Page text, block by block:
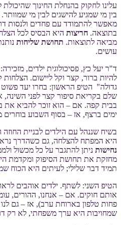
עלינו לחקוק בהנחלת החינוך
בין מי שמגיע להישגים לבין מי שמוותר.
מאפשר להתמודד עם פחדים ולנסות
בתוצאה. חריצות היא הבסיס לכל
מביאה לתוצאות. תחושת שליחות
עושים.
ד"ר יעל כץ, פסיכולוגית ילדים,
להיות ברור, קצר וקל ליישום.
גדולה" הטיפ הראשון: בחרו יעד
שלם בקריאת סיפור קצר לפני השינה,
בבית קפה. אם – הוא זוכר להביא את
ימים ברצף, אז – בסוף השבוע
בשיח שננהל עם הילדים לבניית
היא המפתח להצלחה, גם כשהדרך
נחישות ניתן להתגבר על כל מכשול
מחזקת את תחושת הסיפוק ומקדמת
תמיד דבר שלילי; לעיתים היא הכוח
הטיפ השני: לשתף. ילדים אוהבים
אותם חוקים. אם – אנחנו, ההורים,
פחות טלפון בארוחת ערב), אז – גם לנו
שמחויבות היא ערך משפחתי, לא רק